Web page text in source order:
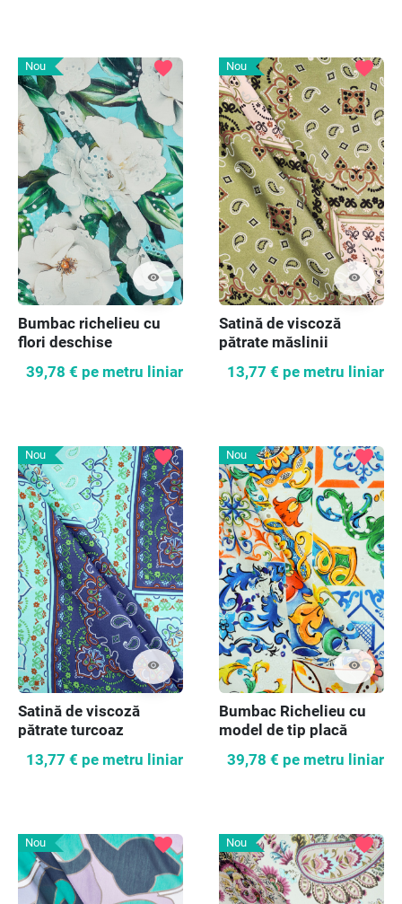
Nou
visibility
favorite
Bumbac richelieu cu
flori deschise
39,78 € pe metru liniar
Nou
visibility
favorite
Satină de viscoză
pătrate măslinii
13,77 € pe metru liniar
Nou
visibility
favorite
Satină de viscoză
pătrate turcoaz
13,77 € pe metru liniar
Nou
visibility
favorite
Bumbac Richelieu cu
model de tip placă
39,78 € pe metru liniar
Nou favorite Nou favorite